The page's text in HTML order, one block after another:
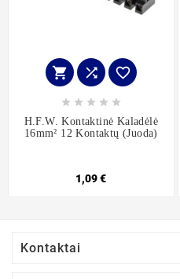
  
    
H.F.W. Kontaktinė Kaladėlė
16mm² 12 Kontaktų (juoda)
1,09 €
Kontaktai